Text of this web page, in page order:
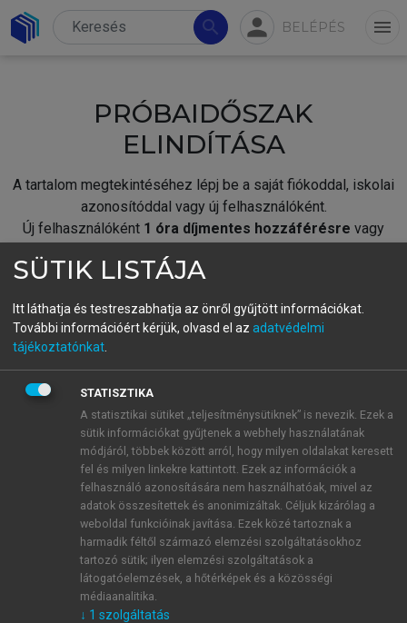
search person BELÉPÉS menu
PRÓBAIDŐSZAK
ELINDÍTÁSA
A tartalom megtekintéséhez lépj be a saját fiókoddal, iskolai
azonosítóddal vagy új felhasználóként.
Új felhasználóként 1 óra díjmentes hozzáférésre vagy
fiókoddal,vagy hozz létre új fiókot.
A regisztráció után apróbaidőszakautomatikusan
BELÉPÉS SAJÁT FIÓKKAL
ÚJ FIÓK LÉTREHOZÁSA
1 óra díjmentes hozzáférés
E-MAIL-CÍM
SÜTIK LISTÁJA
Itt láthatja és testreszabhatja az önről gyűjtött információkat.
További információért kérjük, olvasd el az adatvédelmi
tájékoztatónkat
STATISZTIKA
A statisztikai sütiket „teljesítménysütiknek” is nevezik. Ezek a
sütik információkat gyűjtenek a webhely használatának
módjáról, többek között arról, hogy milyen oldalakat keresett
fel és milyen linkekre kattintott. Ezek az információk a
felhasználó azonosítására nem használhatóak, mivel az
adatok összesítettek és anonimizáltak. Céljuk kizárólag a
weboldal funkcióinak javítása. Ezek közé tartoznak a
harmadik féltől származó elemzési szolgáltatásokhoz
tartozó sütik; ilyen elemzési szolgáltatások a
látogatóelemzések, a hőtérképek és a közösségi
médiaanalitika.
↓ 1 szolgáltatás